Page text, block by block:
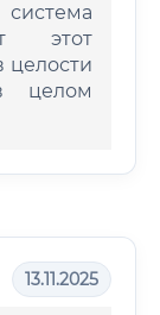
этот
целости
целом
13.11.2025